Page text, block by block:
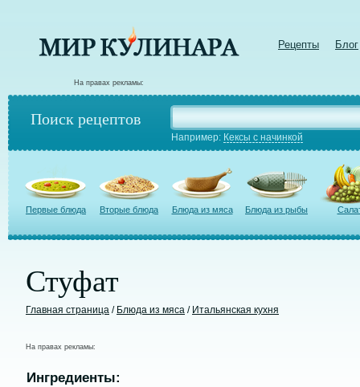
Рецепты Блог
На правах рекламы:
Поиск рецептов
Например: Кексы с начинкой
Первые блюда Вторые блюда Блюда из мяса Блюда из рыбы
Стуфат
Главная страница / Блюда из мяса / Итальянская кухня
На правах рекламы:
Ингредиенты: